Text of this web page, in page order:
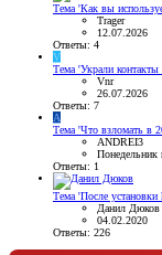
Тема 'Как вы
Trager
12.07.2026
Ответы: 4
V
Тема 'Украли контакты
Vnr
26.07.2026
Ответы: 7
A
Тема 'Что взломать в
ANDREI3
Понедельник
Ответы: 1
Тема 'После установки
Данил Дюков
04.02.2020
Ответы: 226